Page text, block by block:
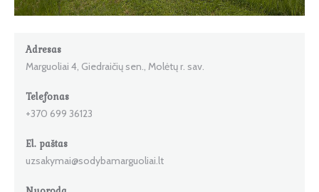
Adresas
Marguoliai 4, Giedraičių sen., Molėtų r. sav.
Telefonas
+370 699 36123
El. paštas
uzsakymai@sodybamarguoliai.lt